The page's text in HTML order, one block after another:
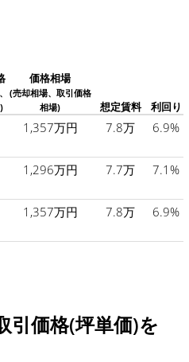
価格相場
(売却相場、取引価格
相場)
想定賃料 利回り
1,357万円 7.8万 6.9%
1,296万円 7.7万 7.1%
1,357万円 7.8万 6.9%
引価格(坪単価)を